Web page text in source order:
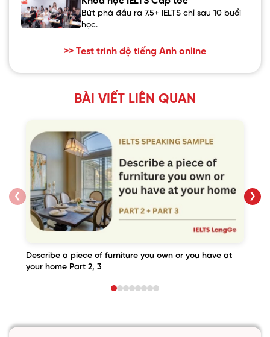
Bứt phá đầu ra 7.5+ IELTS chỉ sau 10 buổi
học.
>> Test trình độ tiếng Anh online
BÀI VIẾT LIÊN QUAN
❮
Describe a piece of furniture you own or you have at
your home Part 2, 3
❯